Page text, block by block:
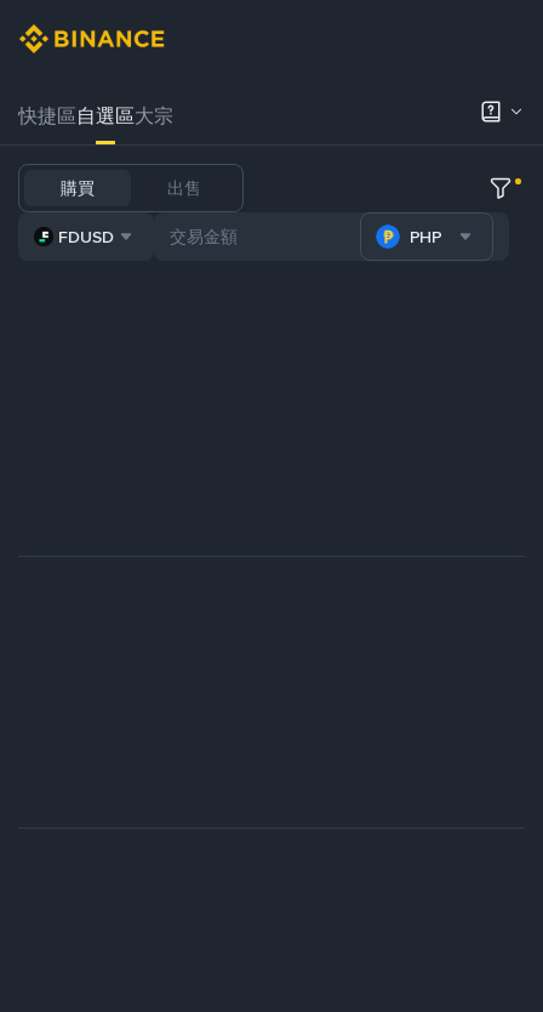
快捷區自選區大宗
購買 出售
FDUSD PHP